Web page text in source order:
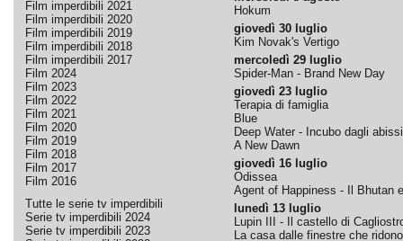
Film imperdibili 2021
Film imperdibili 2020
Film imperdibili 2019
Film imperdibili 2018
Film imperdibili 2017
Film 2024
Film 2023
Film 2022
Film 2021
Film 2020
Film 2019
Film 2018
Film 2017
Film 2016
Tutte le serie tv imperdibili
Serie tv imperdibili 2024
Serie tv imperdibili 2023
Hokum
giovedì 30 luglio
Kim Novak's Vertigo
mercoledì 29 luglio
Spider-Man - Brand New Day
giovedì 23 luglio
Terapia di famiglia
Blue
Deep Water - Incubo dagli abissi
A New Dawn
giovedì 16 luglio
Odissea
Agent of Happiness - Il Bhutan
lunedì 13 luglio
Lupin III - Il castello di
La casa dalle finestre che ridono